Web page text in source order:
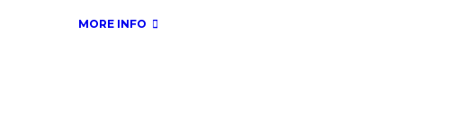
MORE INFO